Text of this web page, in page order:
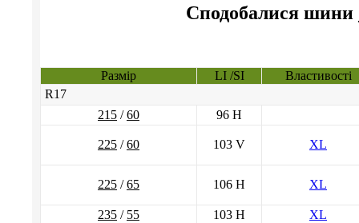
Сподобалися шини
Размір LI /SI
Властивості
R17
215 /60 96 H
225 /60 103 V XL
225 /65 106 H XL
235 / 55 103 H
XL